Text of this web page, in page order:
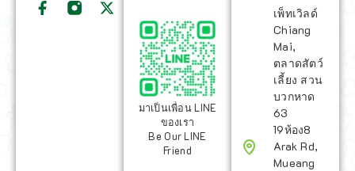
มาเป็นเพื่อน LINE
ของเรา
Be Our LINE
Friend
เพ็ทเวิลด์
Chiang
Mai,
ตลาดสัตว์
เลี้ยง สวน
บวกหาด
63
19ห้อง8
Arak Rd,
Mueang